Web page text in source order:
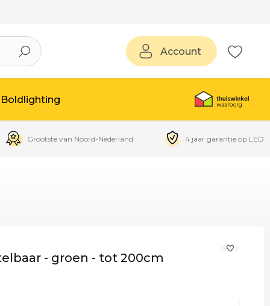
Account
Boldlighting
Grootste van Noord-Nederland 4 jaar garantie op LED
- groen - tot 200cm